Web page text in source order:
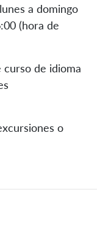
a domingo
(hora de
de idioma
o